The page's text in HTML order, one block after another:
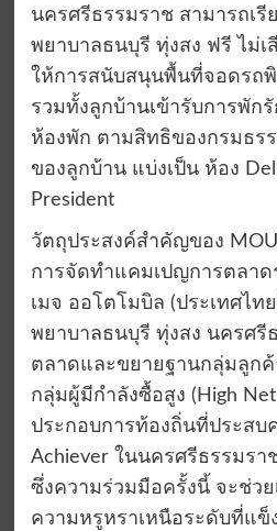
นครศรีธรรมราช สามารถเรี
พยาบาลธนบุรี ทุ่งสง ฟรี ไม่เ
ให้การสนับสนุนพื้นที่จอดรถพิ
รวมทั้งลูกบ้านเข้ารับการพัก
ห้องพัก ตามสิทธิของกรมธร
ของลูกบ้าน แบ่งเป็น ห้อง
President
วัตถุประสงค์สำคัญของ
การจัดทำแคมเปญการตลา
เมจ ออโตโมบิล (ประเทศไท
พยาบาลธนบุรี ทุ่งสง นครศรี
ตลาดและขยายฐานกลุ่มลูกค้
กลุ่มผู้มีกำลังซื้อสูง (High
ประกอบการท้องถิ่นที่ประสบค
Achiever ในนครศรีธรรมรา
ซึ่งความร่วมมือครั้งนี้ จะช่ว
ความหรูหราเหนือระดับที่แข็